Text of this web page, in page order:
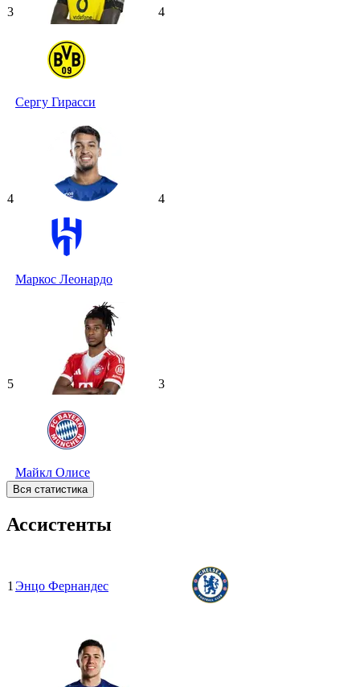
3
Сергу Гирасси
4
4
Маркос Леонардо
4
5
Майкл Олисе
3
Вся статистика
Ассистенты
1 Энцо Фернандес